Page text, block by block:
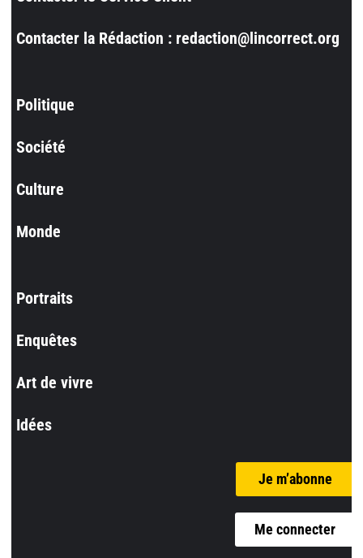
Contacter la Rédaction : redaction@lincorrect.org
Politique
Société
Culture
Monde
Portraits
Enquêtes
Art de vivre
Idées
Je m’abonne
Me connecter